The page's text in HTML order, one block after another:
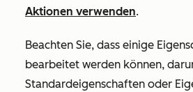
Aktionen verwenden.
Beachten Sie, dass einige
bearbeitet werden können,
Standardeigenschaften oder